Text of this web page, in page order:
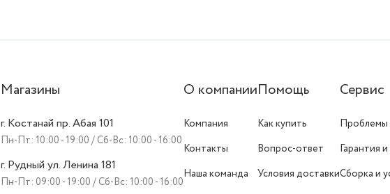
Магазины
г. Костанай пр. Абая 101
Пн-Пт: 10:00 - 19:00 / Сб-Вс: 10:00 - 16:00
г. Рудный ул. Ленина 181
Пн-Пт: 09:00 - 19:00 / Сб-Вс: 10:00 - 16:00
О компании
Компания
Контакты
Наша команда
Помощь
Как купить
Вопрос-ответ
Условия доставки
Сервис
Проблемы
Гарантия
Сборка и